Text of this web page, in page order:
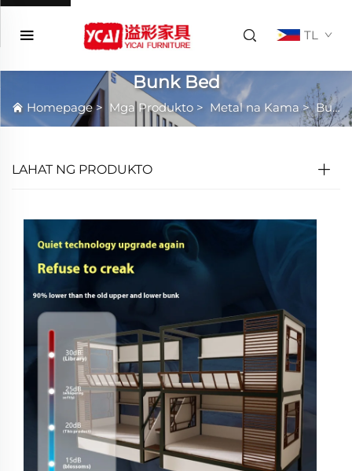
TL
Bunk Bed
Homepage> Mga Produkto > Metal na Kama>Bunk Bed
LAHAT NG PRODUKTO